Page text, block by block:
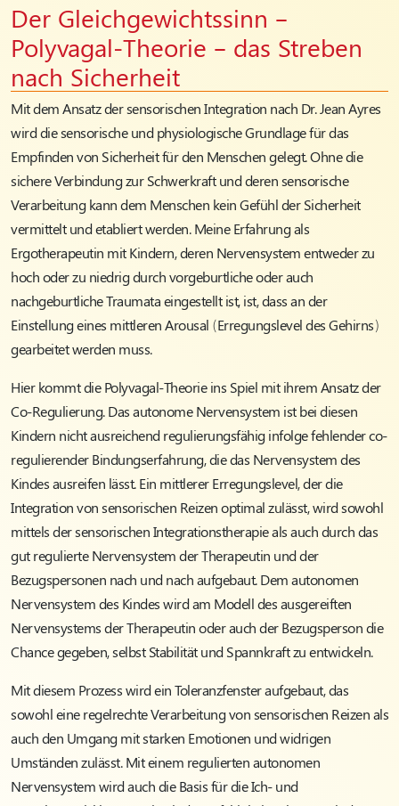
Der Gleichgewichtssinn –
Polyvagal-Theorie – das Streben
nach Sicherheit
Mit dem Ansatz der sensorischen Integration nach Dr. Jean Ayres
wird die sensorische und physiologische Grundlage für das
Empfinden von Sicherheit für den Menschen gelegt. Ohne die
sichere Verbindung zur Schwerkraft und deren sensorische
Verarbeitung kann dem Menschen kein Gefühl der Sicherheit
vermittelt und etabliert werden. Meine Erfahrung als
Ergotherapeutin mit Kindern, deren Nervensystem entweder zu
hoch oder zu niedrig durch vorgeburtliche oder auch
nachgeburtliche Traumata eingestellt ist, ist, dass an der
Einstellung eines mittleren Arousal (Erregungslevel des Gehirns)
gearbeitet werden muss.
Hier kommt die Polyvagal-Theorie ins Spiel mit ihrem Ansatz der
Co-Regulierung. Das autonome Nervensystem ist bei diesen
Kindern nicht ausreichend regulierungsfähig infolge fehlender co-
regulierender Bindungserfahrung, die das Nervensystem des
Kindes ausreifen lässt. Ein mittlerer Erregungslevel, der die
Integration von sensorischen Reizen optimal zulässt, wird sowohl
mittels der sensorischen Integrationstherapie als auch durch das
gut regulierte Nervensystem der Therapeutin und der
Bezugspersonen nach und nach aufgebaut. Dem autonomen
Nervensystem des Kindes wird am Modell des ausgereiften
Nervensystems der Therapeutin oder auch der Bezugsperson die
Chance gegeben, selbst Stabilität und Spannkraft zu entwickeln.
Mit diesem Prozess wird ein Toleranzfenster aufgebaut, das
sowohl eine regelrechte Verarbeitung von sensorischen Reizen als
auch den Umgang mit starken Emotionen und widrigen
Umständen zulässt. Mit einem regulierten autonomen
Nervensystem wird auch die Basis für die Ich- und